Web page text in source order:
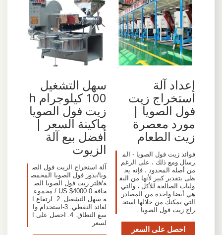
إعداد آلة
استخراج زيت
فول الصويا |
مورد معصرة
زيت الطعام
فوائد زيت فول الصويا - الم
رسال ومع ذلك ، على الرغم
من أصله المحدود ، فإنه يح
ظى بتقدير كبير لأنها من البق
وليات الصالحة للأكل ، والتي
هي أيضا واحدة من المصادر
التي يمكنك من خلالها استخ
راج زيت فول الصويا .
احصل على السعر
سهل التشغيل
100 كيلوجرام h
زيت فول الصويا
ماكينة السعر |
أفضل بيع آلة
الزيوت
آلة استخراج الزيت فول الص
ويا/بذور فول الصويا المحمص
ة/فلتر زيت فول الصويا الص
حافة US $4000.0 / مجموع
ة سهل التشغيل. 2. ارتفاع ا
لعائد النفطي. 3-استخدام وا
سع النطاق. 4. احصل على ا
لسعر